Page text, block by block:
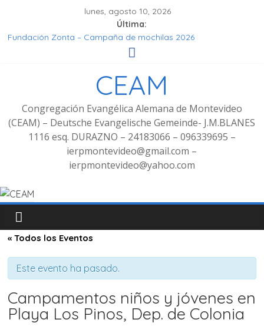
lunes, agosto 10, 2026
Última:
Fundación Zonta – Campaña de mochilas 2026
Seminar Hören, Verstehen, Geniessen
Fotos Culto bilingüe 8/2025 con bienvenida de grupo
CEAM
Congregación Evangélica Alemana de Montevideo
(CEAM) – Deutsche Evangelische Gemeinde- J.M.BLANES
1116 esq. DURAZNO – 24183066 – 096339695 –
ierpmontevideo@gmail.com –
ierpmontevideo@yahoo.com
« Todos los Eventos
Este evento ha pasado.
Campamentos niños y jóvenes en
Playa Los Pinos, Dep. de Colonia